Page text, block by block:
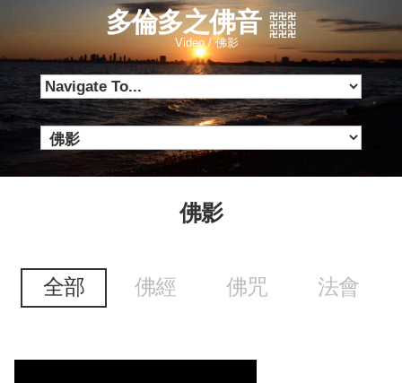
多倫多之佛音
Video / 佛影
佛影
全部 佛經 佛咒 法會